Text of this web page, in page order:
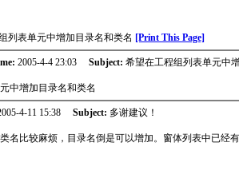
列表单元中增加目录名和类名 [Print This Page]
2005-4-4 23:03 Subject: 希望在工程组列表单元中
中增加目录名和类名
4-11 15:38 Subject: 多谢建议！
名比较麻烦，目录名倒是可以增加。窗体列表中已经